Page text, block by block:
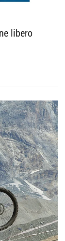
libero